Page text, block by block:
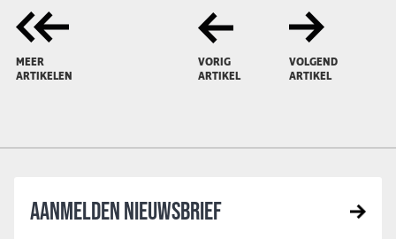
MEER
ARTIKELEN
VORIG
ARTIKEL
VOLGEND
ARTIKEL
AANMELDEN NIEUWSBRIEF